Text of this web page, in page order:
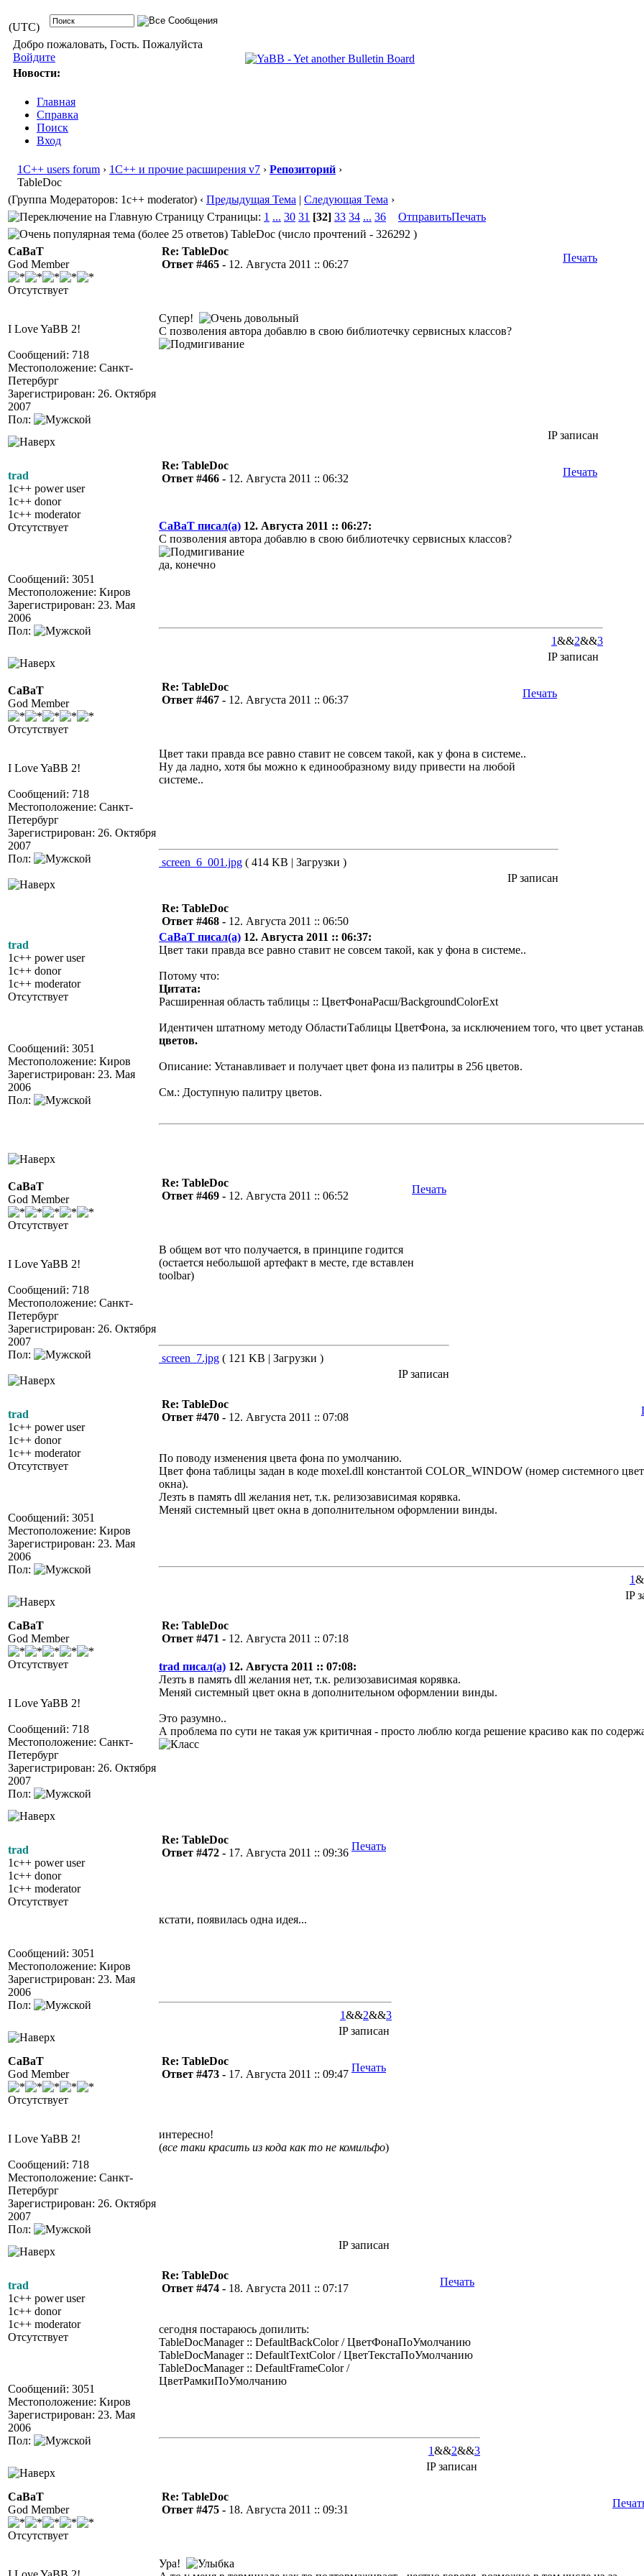
(UTC)
Добро пожаловать, Гость. Пожалуйста
Войдите
Новости:
Главная
Справка
Поиск
Вход
1С++ users forum › 1С++ и прочие расширения v7 › Репозиторий ›
TableDoc
(Группа Модераторов: 1c++ moderator) ‹ Предыдущая Тема | Следующая Тема ›
Страницы: 1 ... 30 31 [32] 33 34 ... 36 ОтправитьПечать
TableDoc (число прочтений - 326292 )
CaBaT
God Member
Отсутствует
I Love YaBB 2!
Сообщений: 718
Местоположение: Санкт-
Петербург
Зарегистрирован: 26. Октября
2007
Пол:
Re: TableDoc
Ответ #465 - 12. Августа 2011 :: 06:27
Печать
Супер!
С позволения автора добавлю в свою библиотечку сервисных классов?
IP записан
trad
1c++ power user
1c++ donor
1c++ moderator
Отсутствует
Сообщений: 3051
Местоположение: Киров
Зарегистрирован: 23. Мая
2006
Пол:
Re: TableDoc
Ответ #466 - 12. Августа 2011 :: 06:32
Печать
CaBaT писал(а) 12. Августа 2011 :: 06:27:
С позволения автора добавлю в свою библиотечку сервисных классов?
да, конечно
1&&2&&3
IP записан
CaBaT
God Member
Отсутствует
I Love YaBB 2!
Сообщений: 718
Местоположение: Санкт-
Петербург
Зарегистрирован: 26. Октября
2007
Пол:
Re: TableDoc
Ответ #467 - 12. Августа 2011 :: 06:37
Печать
Цвет таки правда все равно ставит не совсем такой, как у фона в системе..
Ну да ладно, хотя бы можно к единообразному виду привести на любой
системе..
screen_6_001.jpg ( 414 KB | Загрузки )
IP записан
trad
1c++ power user
1c++ donor
1c++ moderator
Отсутствует
Сообщений: 3051
Местоположение: Киров
Зарегистрирован: 23. Мая
2006
Пол:
Re: TableDoc
Ответ #468 - 12. Августа 2011 :: 06:50
CaBaT писал(а) 12. Августа 2011 :: 06:37:
Цвет таки правда все равно ставит не совсем такой, как у фона в системе..
Потому что:
Цитата:
Расширенная область таблицы :: ЦветФонаРасш/BackgroundColorExt
Идентичен штатному методу ОбластиТаблицы ЦветФона, за исключением того, что цвет
цветов.
Описание: Устанавливает и получает цвет фона из палитры в 256 цветов.
См.: Доступную палитру цветов.
CaBaT
God Member
Отсутствует
I Love YaBB 2!
Сообщений: 718
Местоположение: Санкт-
Петербург
Зарегистрирован: 26. Октября
2007
Пол:
Re: TableDoc
Ответ #469 - 12. Августа 2011 :: 06:52
Печать
В общем вот что получается, в принципе годится
(остается небольшой артефакт в месте, где вставлен
toolbar)
screen_7.jpg ( 121 KB | Загрузки )
IP записан
trad
1c++ power user
1c++ donor
1c++ moderator
Отсутствует
Сообщений: 3051
Местоположение: Киров
Зарегистрирован: 23. Мая
2006
Пол:
Re: TableDoc
Ответ #470 - 12. Августа 2011 :: 07:08
По поводу изменения цвета фона по умолчанию.
Цвет фона таблицы задан в коде moxel.dll константой COLOR_WINDOW (номер системного
окна).
Лезть в память dll желания нет, т.к. релизозависимая корявка.
Меняй системный цвет окна в дополнительном оформлении винды.
1
IP
CaBaT
God Member
Отсутствует
I Love YaBB 2!
Сообщений: 718
Местоположение: Санкт-
Петербург
Зарегистрирован: 26. Октября
2007
Пол:
Re: TableDoc
Ответ #471 - 12. Августа 2011 :: 07:18
trad писал(а) 12. Августа 2011 :: 07:08:
Лезть в память dll желания нет, т.к. релизозависимая корявка.
Меняй системный цвет окна в дополнительном оформлении винды.
Это разумно..
А проблема по сути не такая уж критичная - просто люблю когда решение красиво как по
trad
1c++ power user
1c++ donor
1c++ moderator
Отсутствует
Сообщений: 3051
Местоположение: Киров
Зарегистрирован: 23. Мая
2006
Пол:
Re: TableDoc
Ответ #472 - 17. Августа 2011 :: 09:36
Печать
кстати, появилась одна идея...
1&&2&&3
IP записан
CaBaT
God Member
Отсутствует
I Love YaBB 2!
Сообщений: 718
Местоположение: Санкт-
Петербург
Зарегистрирован: 26. Октября
2007
Пол:
Re: TableDoc
Ответ #473 - 17. Августа 2011 :: 09:47
Печать
интересно!
(все таки красить из кода как то не комильфо)
IP записан
trad
1c++ power user
1c++ donor
1c++ moderator
Отсутствует
Сообщений: 3051
Местоположение: Киров
Зарегистрирован: 23. Мая
2006
Пол:
Re: TableDoc
Ответ #474 - 18. Августа 2011 :: 07:17
Печать
сегодня постараюсь допилить:
TableDocManager :: DefaultBackColor / ЦветФонаПоУмолчанию
TableDocManager :: DefaultTextColor / ЦветТекстаПоУмолчанию
TableDocManager :: DefaultFrameColor /
ЦветРамкиПоУмолчанию
1&&2&&3
IP записан
CaBaT
God Member
Отсутствует
Re: TableDoc
Ответ #475 - 18. Августа 2011 :: 09:31
Ура!